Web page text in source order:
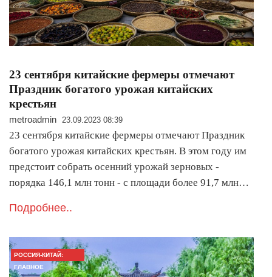
23 сентября китайские фермеры отмечают
Праздник богатого урожая китайских
крестьян
metroadmin 23.09.2023 08:39
23 сентября китайские фермеры отмечают Праздник
богатого урожая китайских крестьян. В этом году им
предстоит собрать осенний урожай зерновых -
порядка 146,1 млн тонн - с площади более 91,7 млн…
Подробнее..
РОССИЯ-КИТАЙ:
ГЛАВНОЕ